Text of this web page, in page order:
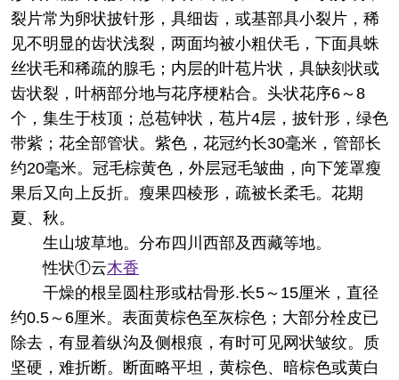
裂片常为卵状披针形，具细齿，或基部具小裂片，稀
见不明显的齿状浅裂，两面均被小粗伏毛，下面具蛛
丝状毛和稀疏的腺毛；内层的叶苞片状，具缺刻状或
齿状裂，叶柄部分地与花序梗粘合。头状花序6～8
个，集生于枝顶；总苞钟状，苞片4层，披针形，绿色
带紫；花全部管状。紫色，花冠约长30毫米，管部长
约20毫米。冠毛棕黄色，外层冠毛皱曲，向下笼罩瘦
果后又向上反折。瘦果四棱形，疏被长柔毛。花期
夏、秋。
生山坡草地。分布四川西部及西藏等地。
性状①云木香
干燥的根呈圆柱形或枯骨形.长5～15厘米，直径
约0.5～6厘米。表面黄棕色至灰棕色；大部分栓皮已
除去，有显着纵沟及侧根痕，有时可见网状皱纹。质
坚硬，难折断。断面略平坦，黄棕色、暗棕色或黄白